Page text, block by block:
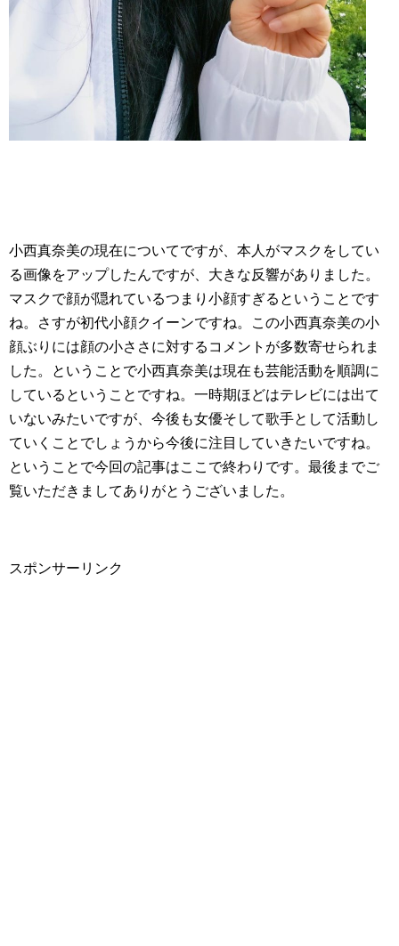
小西真奈美の現在についてですが、本人がマスクをしてい
る画像をアップしたんですが、大きな反響がありました。
マスクで顔が隠れているつまり小顔すぎるということです
ね。さすが初代小顔クイーンですね。この小西真奈美の小
顔ぶりには顔の小ささに対するコメントが多数寄せられま
した。ということで小西真奈美は現在も芸能活動を順調に
しているということですね。一時期ほどはテレビには出て
いないみたいですが、今後も女優そして歌手として活動し
ていくことでしょうから今後に注目していきたいですね。
ということで今回の記事はここで終わりです。最後までご
覧いただきましてありがとうございました。
スポンサーリンク